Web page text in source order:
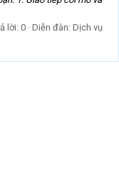
lời: 0 Diễn đàn: Dịch vụ